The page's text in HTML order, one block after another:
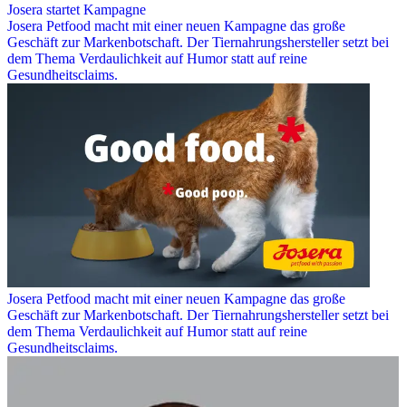
Josera startet Kampagne
Josera Petfood macht mit einer neuen Kampagne das große
Geschäft zur Markenbotschaft. Der Tiernahrungshersteller setzt bei
dem Thema Verdaulichkeit auf Humor statt auf reine
Gesundheitsclaims.
Josera Petfood macht mit einer neuen Kampagne das große
Geschäft zur Markenbotschaft. Der Tiernahrungshersteller setzt bei
dem Thema Verdaulichkeit auf Humor statt auf reine
Gesundheitsclaims.